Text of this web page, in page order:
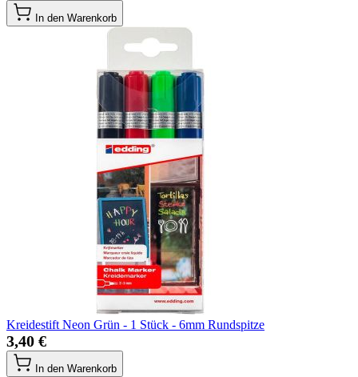
In den Warenkorb
Kreidestift Neon Grün - 1 Stück - 6mm Rundspitze
3,40 €
In den Warenkorb